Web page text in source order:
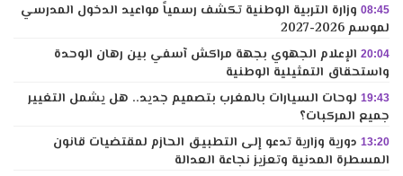
08:45 وزارة التربية الوطنية تكشف رسمياً مواعيد الدخول المدرسي
لموسم 2026-2027
20:04 الإعلام الجهوي بجهة مراكش آسفي بين رهان الوحدة
واستحقاق التمثيلية الوطنية
19:43 لوحات السيارات بالمغرب بتصميم جديد.. هل يشمل التغيير
جميع المركبات؟
13:20 دورية وزارية تدعو إلى التطبيق الحازم لمقتضيات قانون
المسطرة المدنية وتعزيز نجاعة العدالة